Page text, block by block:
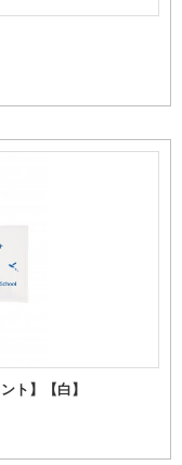
ト】【白】